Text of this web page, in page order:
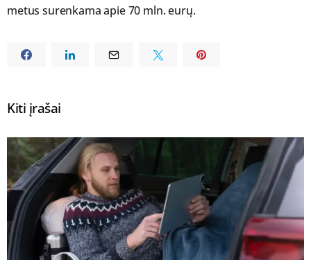
metus surenkama apie 70 mln. eurų.
Kiti įrašai